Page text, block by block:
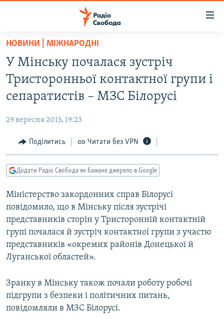
Перейти
основного
матеріалу
Перейти
до
основної
навігації
Перейти
до
пошуку
СТАТТІ
ЕКОНОМІКА
СУСПІЛЬСТВО
УКРАЇНА
РОСІЙСЬКА «ФІЛЬТРАЦІЯ»
ДОНБАС.РЕАЛІЇ
ТИ ЯК?
СХЕМИ
КИТАЙ.ВИКЛИКИ
МУЛЬТИМЕДІА
ФОТО
ПОДКАСТИ
КРИМ РЕАЛІЇ
НОВИНИ | МІЖНАРОДНІ
У Мінську почалася зустріч
Тристоронньої контактної групи і
сепаратистів – МЗС Білорусі
29 вересня 2015, 19:23
Поділитись Читати без VPN
Додати Радіо Свобода як бажане джерело в Google
Міністерство закордонних справ Білорусі
повідомило, що в Мінську після зустрічі
представників сторін у Тристоронній контактній
групі почалася й зустріч контактної групи з участю
представників «окремих районів Донецької й
Луганської областей».
Зранку в Мінську також почали роботу робочі
підгрупи з безпеки і політичних питань,
повідомляли в МЗС Білорусі.